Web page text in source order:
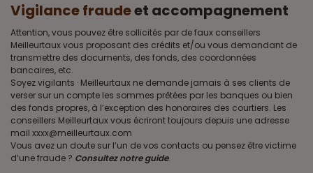
Vigilance fraudeet accompagnement
Attention, vous pouvez être sollicités par de faux conseillers
Meilleurtaux vous proposant des crédits et/ou vous demandant de
transmettre des documents, des fonds, des coordonnées
bancaires, etc.
Soyez vigilants · Meilleurtaux ne demande jamais à ses clients de
verser sur un compte les sommes prêtées par les banques ou bien
des fonds propres, à l’exception des honoraires des courtiers. Les
conseillers Meilleurtaux vous écriront toujours depuis une adresse
mail xxxx@meilleurtaux.com
Vous avez un doute sur l’un de vos contacts ou pensez être victime
d’une fraude ? Consultez notre guide.